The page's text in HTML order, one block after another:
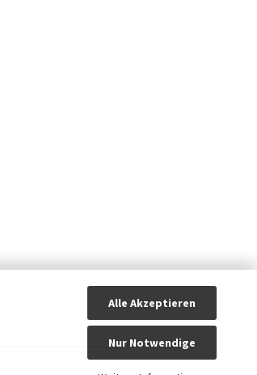
Alle Akzeptieren
Nur Notwendige